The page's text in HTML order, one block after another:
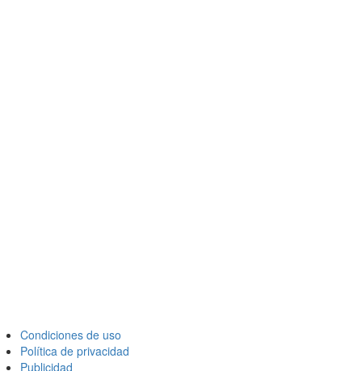
Condiciones de uso
Política de privacidad
Publicidad